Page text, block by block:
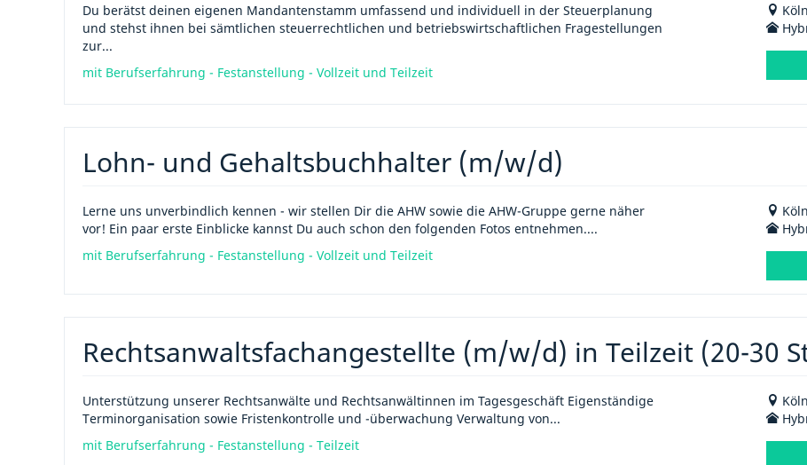
Du berätst deinen eigenen Mandantenstamm umfassend und individuell in der Steuerplanung
und stehst ihnen bei sämtlichen steuerrechtlichen und betriebswirtschaftlichen Fragestellungen
zur...
mit Berufserfahrung - Festanstellung - Vollzeit und Teilzeit
Lohn- und Gehaltsbuchhalter (m/w/d)
Lerne uns unverbindlich kennen - wir stellen Dir die AHW sowie die AHW-Gruppe gerne näher
vor! Ein paar erste Einblicke kannst Du auch schon den folgenden Fotos entnehmen....
mit Berufserfahrung - Festanstellung - Vollzeit und Teilzeit
Rechtsanwaltsfachangestellte (m/w/d) in Teilzeit (20-30
Unterstützung unserer Rechtsanwälte und Rechtsanwältinnen im Tagesgeschäft Eigenständige
Terminorganisation sowie Fristenkontrolle und -überwachung Verwaltung von...
mit Berufserfahrung - Festanstellung - Teilzeit